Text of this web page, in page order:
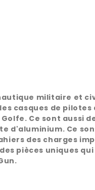
militaire et
casques de
Ce sont aussi
d'aluminium. Ce
des charges
des pièces